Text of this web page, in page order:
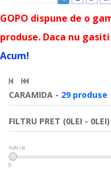
GOPO dispune de o
produse. Daca nu
Acum!
CARAMIDA - 29 produse
FILTRU PRET (0LEI - 0LEI)
NaN Lei
NaN Lei
0